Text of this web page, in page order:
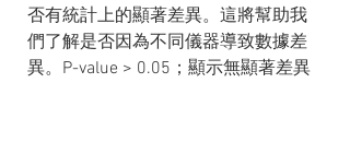
否有統計上的顯著差異。這將幫助我
們了解是否因為不同儀器導致數據差
異。P-value > 0.05；顯示無顯著差異